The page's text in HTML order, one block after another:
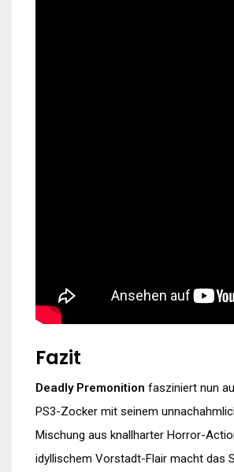
Fazit
Deadly Premonition fasziniert nun
PS3-Zocker mit seinem
Mischung aus knallharter Horror-
idyllischem Vorstadt-Flair macht das